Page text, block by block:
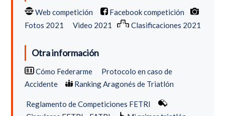
Web competición
Facebook competición
Fotos 2021
Video 2021 Clasificaciones 2021
Otra información
Cómo Federarme
Protocolo en caso de
Accidente
Ranking Aragonés de Triatlón
Reglamento de Competiciones FETRI